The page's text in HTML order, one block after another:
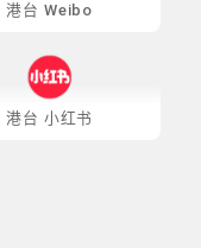
港台 Weibo
港台 小红书